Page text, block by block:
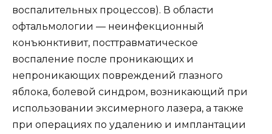
воспалительных процессов). В области
офтальмологии — неинфекционный
конъюнктивит, посттравматическое
воспаление после проникающих и
непроникающих повреждений глазного
яблока, болевой синдром, возникающий при
использовании эксимерного лазера, а также
при операциях по удалению и имплантации